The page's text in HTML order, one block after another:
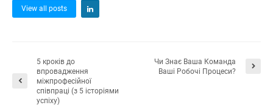
View all posts
5 кроків до
впровадження
міжпрофесійної
співпраці (з 5 історіями
успіху)
Чи Знає Ваша Команда
Ваші Робочі Процеси?